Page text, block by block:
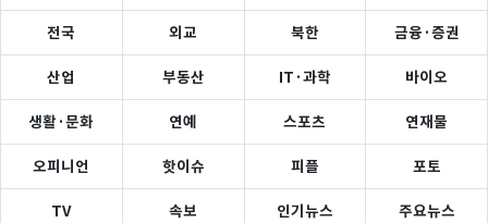
전국 외교 북한 금융·증권
산업 부동산 IT·과학 바이오
생활·문화 연예 스포츠 연재물
오피니언 핫이슈 피플 포토
TV 속보 인기뉴스 주요뉴스